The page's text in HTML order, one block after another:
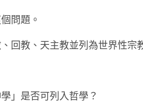
問題。
回教、天主教並列為世界性宗
」是否可列入哲學？